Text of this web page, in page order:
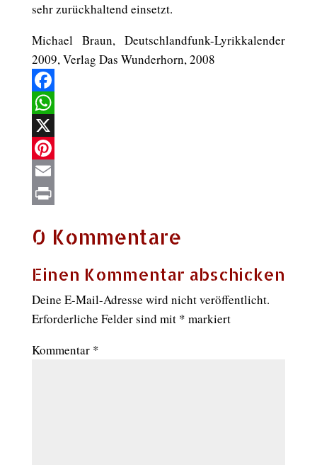
sehr zurückhaltend einsetzt.
Michael Braun, Deutschlandfunk-Lyrikkalender
2009, Verlag Das Wunderhorn, 2008
Facebook
WhatsApp
X
Pinterest
Email
0 Kommentare
Einen Kommentar abschicken
Deine E-Mail-Adresse wird nicht veröffentlicht.
Erforderliche Felder sind mit * markiert
Kommentar *